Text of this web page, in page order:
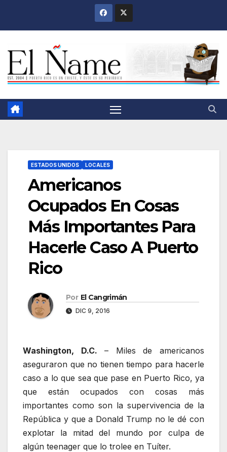
ESTADOS UNIDOS LOCALES
Americanos
Ocupados En Cosas
Más Importantes Para
Hacerle Caso A Puerto
Rico
Por El Cangrimán
DIC 9, 2016
Washington, D.C. – Miles de americanos
aseguraron que no tienen tiempo para hacerle
caso a lo que sea que pase en Puerto Rico, ya
que están ocupados con cosas más
importantes como son la supervivencia de la
República y que a Donald Trump no le dé con
explotar la mitad del mundo por culpa de
algún teenager que lo trolee en Tuíter.